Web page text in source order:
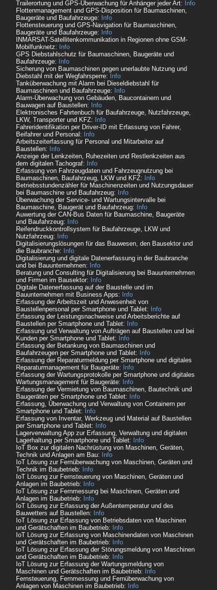
Trailerortung und GPS-Überwachung für Anhänger jeder Art:
Info
Flottenmanagement und GPS-Disposition für Baumaschinen,
Baugeräte und Baufahrzeuge:
Info
Flottensteuerung und GPS-Navigation für Baumaschinen,
Baugeräte und Baufahrzeuge:
Info
INMARSAT-Satellitenkommunikation in Regionen ohne GSM-
Mobilfunknetz:
Info
GPS Diebstahlschutz für Baumaschinen, Baugeräte und
Baufahrzeuge:
Info
Sicherung von Baumaschinen gegen unerlaubte Nutzung und
Diebstahl mit der Wegfahrsperre:
Info
Tanküberwachung mit Alarm bei Dieseldiebstahl für
Baumaschinen und Baufahrzeuge:
Info
Alarm-Überwachung von Gebäuden, Baucontainern und
Bauwagen auf Baustellen:
Info
Elektronisches Fahrtenbuch für Baufahrzeuge, Nutzfahrzeuge,
LKW, Transporter und KFZ:
Info
Fahreridentifikation per Driver-ID mit Erfassung von Fahrer,
Beifahrer und Personal:
Info
Arbeitszeiterfassung für Personal und Mitarbeiter auf
Baustellen:
Info
Anzeige der Lenkzeiten, Ruhezeiten und Restlenkzeiten aus
dem digitalen Tachograf:
Info
Erfassung von Fahrzeugdaten und Fahrzeugnutzung bei
Baumaschinen, Baufahrzeug, LKW und KFZ:
Info
Betriebsstundenzähler für Maschinenzeiten und Nutzungsdauer
bei Baumaschine und Baufahrzeug:
Info
Überwachung der Service- und Wartungsintervalle bei
Baumaschine, Baugerät und Baufahrzeug:
Info
Auwertung der CAN-Bus Daten für Baumaschine, Baugeräte
und Baufahrzeug:
Info
Reifendruckkontrollsystem für Baufahrzeuge, LKW und
Nutzfahrzeug:
Info
Digitalisierungslösungen für das Bauwesen, den Bausektor und
die Baubranche:
Info
Digitalisierung und digitale Datenerfassung in der Baubranche
und bei Bauunternehmen:
Info
Beratung und Consulting für Digitalisierung bei Bauunternehmen
und Firmen im Bausektor:
Info
Digitale Datenerfassung auf der Baustelle und im
Bauunternehmen mit Business Apps:
Info
Erfassung der Arbeitszeit und Anwesenheit von
Baustellenpersonal per Smartphone und Tablet:
Info
Erfassung der Leistungsnachweise und Arbeitsberichte auf
Baustellen per Smartphone und Tablet:
Info
Erfassung und Verwaltung von Aufträgen auf Baustellen und bei
Kunden per Smartphone und Tablet:
Info
Erfassung der Betankung von Baumaschinen und
Baufahrzeugen per Smartphone und Tablet:
Info
Erfassung der Reparaturmeldung per Smartphone und digitales
Reparaturmanagement für Baugeräte:
Info
Erfassung der Wartungsprotokolle per Smartphone und digitales
Wartungsmanagement für Baugeräte:
Info
Erfassung der Vermietung von Baumaschinen, Bautechnik und
Baugeräten per Smartphone und Tablet:
Info
Erfassung, Überwachung und Verwaltung von Containern per
Smartphone und Tablet:
Info
Erfassung von Inventar, Werkzeug und Material auf Baustellen
per Smartphone und Tablet:
Info
Lagerverwaltung App zur Erfassung, Verwaltung und digitalen
Lagerhaltung per Smartphone und Tablet:
Info
IoT Box zur digitalen Nachrüstung von Maschinen, Geräten,
Technik und Anlagen am Bau:
Info
IoT Lösung zur Fernüberwachung von Maschinen, Geräten und
Technik im Baubetrieb:
Info
IoT Lösung zur Fernsteuerung von Maschinen, Geräten und
Anlagen im Baubetrieb:
Info
IoT Lösung zur Fernmessung bei Maschinen, Geräten und
Anlagen im Baubetrieb:
Info
IoT Lösung zur Erfassung der Außentemperatur und des
Bauwetters auf Baustellen:
Info
IoT Lösung zur Erfassung von Betriebsdaten von Maschinen
und Gerätschaften im Baubetrieb:
Info
IoT Lösung zur Erfassung von Maschinendaten von Maschinen
und Gerätschaften im Baubetrieb:
Info
IoT Lösung zur Erfassung der Störungsmeldung von Maschinen
und Gerätschaften im Baubetrieb:
Info
IoT Lösung zur Erfassung der Wartungsmeldung von
Maschinen und Gerätschaften im Baubetrieb:
Info
Fernsteuerung, Fernmessung und Fernüberwachung von
Anlagen von Maschinen im Baubetrieb:
Info